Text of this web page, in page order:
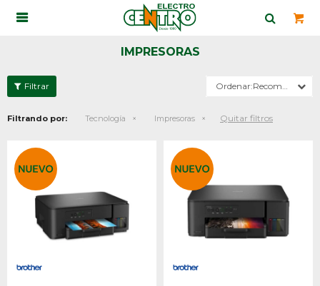

IMPRESORAS
Recomendados
Filtrando por: Tecnología Impresoras Quitar filtros